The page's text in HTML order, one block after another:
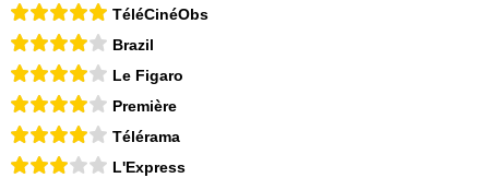
TéléCinéObs
Brazil
Le Figaro
Première
Télérama
L'Express